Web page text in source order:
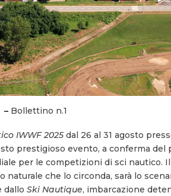
– Bollettino n.1
IWWF 2025dal 26 al 31 agosto
prestigioso evento, a conferma
per le competizioni di sci nautico.
naturale che lo circonda, sarà lo
dallo Ski Nautique, imbarcazione